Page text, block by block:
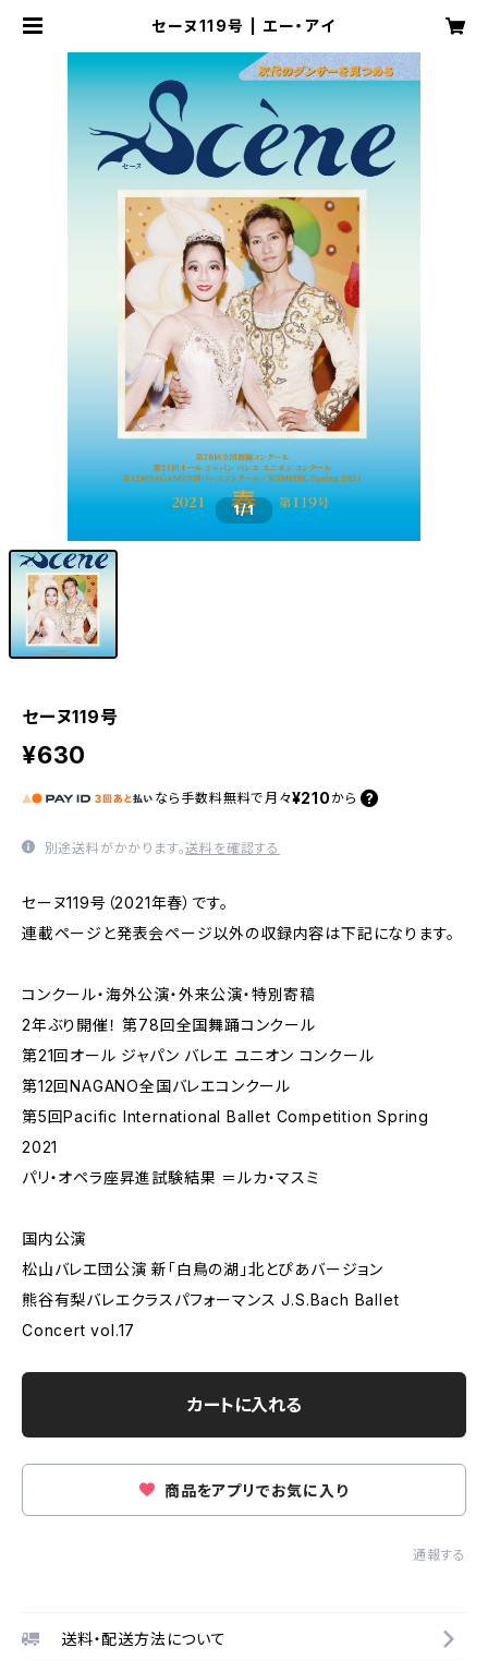
セーヌ119号 | エー・アイ
1/1
セーヌ119号
¥630
なら 手数料無料で 月々¥210 から
別途送料がかかります。送料を確認する
セーヌ119号（2021年春）です。
連載ページと発表会ページ以外の収録内容は下記になります。
コンクール・海外公演・外来公演・特別寄稿
2年ぶり開催！ 第78回全国舞踊コンクール
第21回オール ジャパン バレエ ユニオン コンクール
第12回NAGANO全国バレエコンクール
第5回Pacific International Ballet Competition Spring
2021
パリ・オペラ座昇進試験結果 ＝ルカ・マスミ
国内公演
松山バレエ団公演 新「白鳥の湖」北とぴあバージョン
熊谷有梨バレエクラスパフォーマンス J.S.Bach Ballet
Concert vol.17
カートに入れる
商品をアプリでお気に入り
通報する
送料・配送方法について